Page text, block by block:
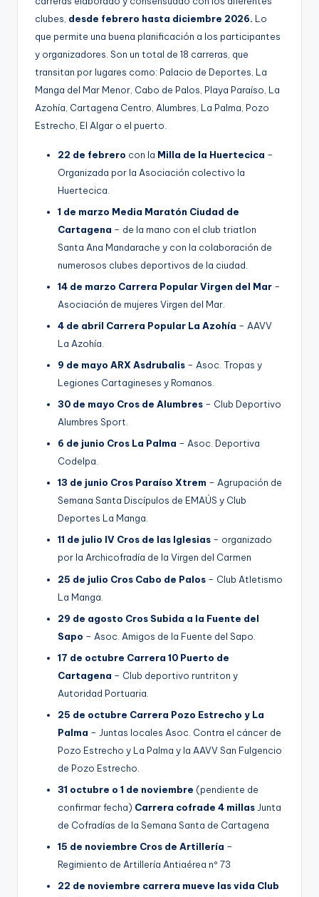
clubes, desde febrero hasta diciembre 2026. Lo
que permite una buena planificación a los participantes
y organizadores. Son un total de 18 carreras, que
transitan por lugares como: Palacio de Deportes, La
Manga del Mar Menor, Cabo de Palos, Playa Paraíso, La
Azohía, Cartagena Centro, Alumbres, La Palma, Pozo
Estrecho, El Algar o el puerto.
22 de febrero con la Milla de la Huertecica –
Organizada por la Asociación colectivo la
Huertecica.
1 de marzo Media Maratón Ciudad de
Cartagena – de la mano con el club triatlon
Santa Ana Mandarache y con la colaboración de
numerosos clubes deportivos de la ciudad.
14 de marzo Carrera Popular Virgen del Mar –
Asociación de mujeres Virgen del Mar.
4 de abril Carrera Popular La Azohía – AAVV
La Azohía.
9 de mayo ARX Asdrubalis – Asoc. Tropas y
Legiones Cartagineses y Romanos.
30 de mayo Cros de Alumbres – Club Deportivo
Alumbres Sport.
6 de junio Cros La Palma – Asoc. Deportiva
Codelpa.
13 de junio Cros Paraíso Xtrem – Agrupación de
Semana Santa Discípulos de EMAÚS y Club
Deportes La Manga.
11 de julio IV Cros de las Iglesias – organizado
por la Archicofradía de la Virgen del Carmen
25 de julio Cros Cabo de Palos – Club Atletismo
La Manga.
29 de agosto Cros Subida a la Fuente del
Sapo – Asoc. Amigos de la Fuente del Sapo.
17 de octubre Carrera 10 Puerto de
Cartagena – Club deportivo runtriton y
Autoridad Portuaria.
25 de octubre Carrera Pozo Estrecho y La
Palma – Juntas locales Asoc. Contra el cáncer de
Pozo Estrecho y La Palma y la AAVV San Fulgencio
de Pozo Estrecho.
31 octubre o 1 de noviembre (pendiente de
confirmar fecha) Carrera cofrade 4 millas Junta
de Cofradías de la Semana Santa de Cartagena
15 de noviembre Cros de Artillería –
Regimiento de Artillería Antiaérea nº 73
22 de noviembre carrera mueve las vida Club